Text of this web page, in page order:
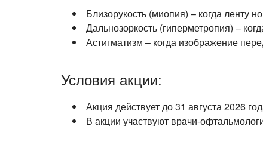
Близорукость (миопия) – когда ленту
Дальнозоркость (гиперметропия) –
Астигматизм – когда изображение
Условия акции:
Акция действует до 31 августа 2026
В акции участвуют врачи-